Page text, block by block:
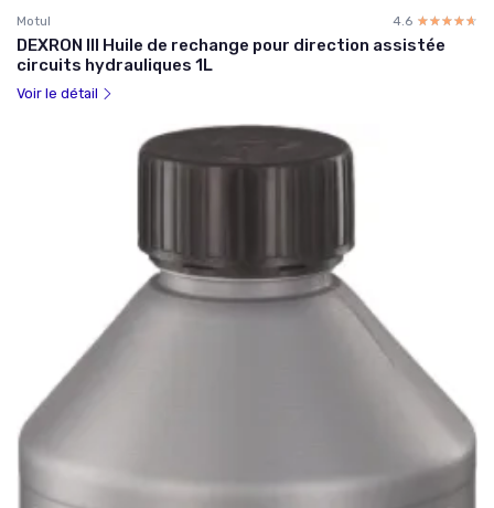
Motul 4.6 ☆☆☆☆☆
★★★★★
DEXRON III Huile de rechange pour direction assistée
circuits hydrauliques 1L
Voir le détail